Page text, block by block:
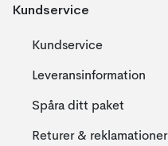
Kundservice
Kundservice
Leveransinformation
Spåra ditt paket
Returer & reklamationer